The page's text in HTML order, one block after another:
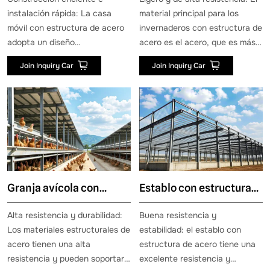
instalación rápida: La casa
móvil con estructura de acero
adopta un diseño
estandarizado y modular, con la
mayoría de los componentes
prefabricados en la fábrica y
solo requiriendo ensamblaje en
el sitio, lo que reduce en gran
medida el tiempo de
construcción. En comparación
con los edificios tradicionales,
la velocidad de construcción es
más rápida y el período de
construcción es solo un tercio
del de los edificios
tradicionales.
Join Inquiry Car
material principal para los
invernaderos con estructura de
acero es el acero, que es más
liviano en su estructura en
comparación con los materiales
tradicionales para
invernaderos, como la madera
y los ladrillos, y puede reducir
la presión sobre los cimientos,
el tiempo de construcción y los
costos. Al mismo tiempo, el
acero tiene una alta resistencia
y tenacidad, que puede
soportar fuertes vientos,
lluvias y presiones, lo que
garantiza la estabilidad y
seguridad de los invernaderos.
Join Inquiry Car
Granja avícola con
estructura de acero
Alta resistencia y durabilidad:
Los materiales estructurales de
acero tienen una alta
resistencia y pueden soportar
Establo con estructura
de acero
Buena resistencia y
estabilidad: el establo con
estructura de acero tiene una
excelente resistencia y